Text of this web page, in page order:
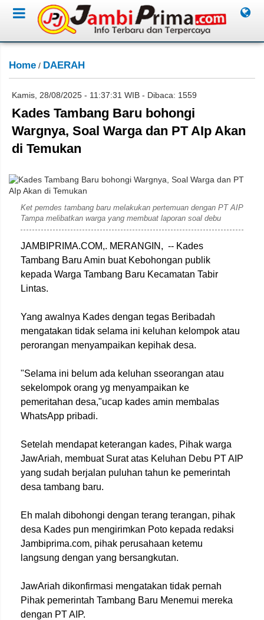
Home / DAERAH
Kamis, 28/08/2025 - 11:37:31 WIB - Dibaca: 1559
Kades Tambang Baru bohongi
Wargnya, Soal Warga dan PT AIp Akan
di Temukan
Ket pemdes tambang baru melakukan pertemuan dengan PT AIP
Tampa melibatkan warga yang membuat laporan soal debu
JAMBIPRIMA.COM,. MERANGIN, -- Kades
Tambang Baru Amin buat Kebohongan publik
kepada Warga Tambang Baru Kecamatan Tabir
Lintas.
Yang awalnya Kades dengan tegas Beribadah
mengatakan tidak selama ini keluhan kelompok atau
perorangan menyampaikan kepihak desa.
"Selama ini belum ada keluhan sseorangan atau
sekelompok orang yg menyampaikan ke
pemeritahan desa,"ucap kades amin membalas
WhatsApp pribadi.
Setelah mendapat keterangan kades, Pihak warga
JawAriah, membuat Surat atas Keluhan Debu PT AIP
yang sudah berjalan puluhan tahun ke pemerintah
desa tambang baru.
Eh malah dibohongi dengan terang terangan, pihak
desa Kades pun mengirimkan Poto kepada redaksi
Jambiprima.com, pihak perusahaan ketemu
langsung dengan yang bersangkutan.
JawAriah dikonfirmasi mengatakan tidak pernah
Pihak pemerintah Tambang Baru Menemui mereka
dengan PT AIP.